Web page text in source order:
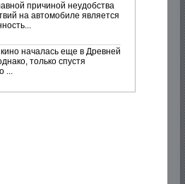
причиной неудобства
на автомобиле является
началась еще в Древней
только спустя
...